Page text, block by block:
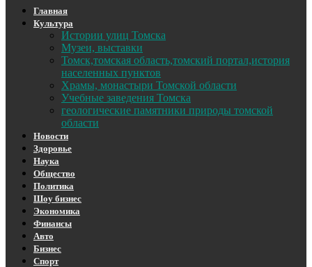
Главная
Культура
Истории улиц Томска
Музеи, выставки
Томск,томская область,томский портал,история
населенных пунктов
Храмы, монастыри Томской области
Учебные заведения Томска
геологические памятники природы томской
области
Новости
Здоровье
Наука
Общество
Политика
Шоу бизнес
Экономика
Финансы
Авто
Бизнес
Спорт